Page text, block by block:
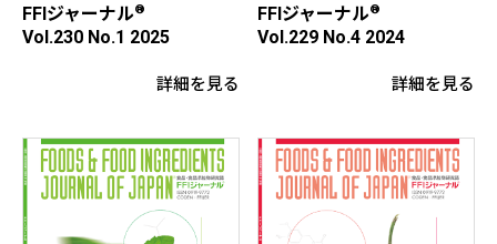
FFIジャーナル®
Vol.230 No.1 2025
詳細を見る
FFIジャーナル®
Vol.229 No.4 2024
詳細を見る